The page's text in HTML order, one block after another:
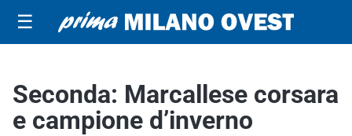
☰
Seconda: Marcallese corsara
e campione d’inverno